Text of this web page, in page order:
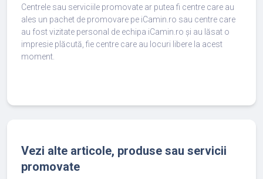
Centrele sau serviciile promovate ar putea fi centre care au
ales un pachet de promovare pe iCamin.ro sau centre care
au fost vizitate personal de echipa iCamin.ro și au lăsat o
impresie plăcută, fie centre care au locuri libere la acest
moment.
Vezi alte articole, produse sau servicii
promovate